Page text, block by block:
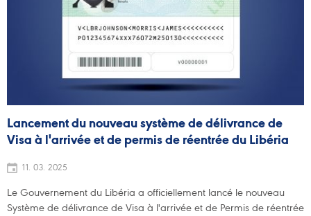
Lancement du nouveau système de délivrance de
Visa à l'arrivée et de permis de réentrée du Libéria
11. 03. 2025
Le Gouvernement du Libéria a officiellement lancé le nouveau
Système de délivrance de Visa à l'arrivée et de Permis de réentrée